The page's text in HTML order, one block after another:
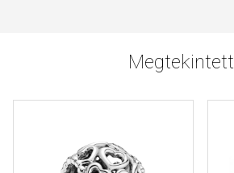
Megtekintett